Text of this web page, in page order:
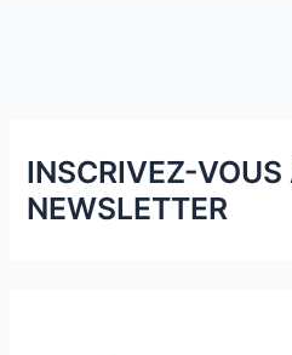
INSCRIVEZ-
NEWSLETTER